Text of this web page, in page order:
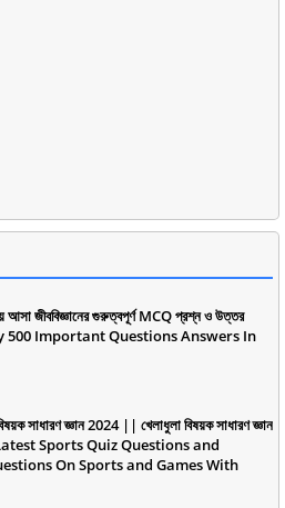
আসা জীববিজ্ঞানের গুরুত্বপূর্ণ MCQ প্রশ্ন ও উত্তর
500 Important Questions Answers In
সাধারণ জ্ঞান 2024 || খেলাধুলা বিষয়ক সাধারণ জ্ঞান
Sports Quiz Questions and
On Sports and Games With